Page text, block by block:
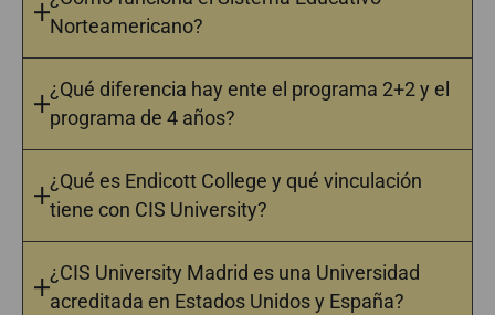
Norteamericano?
¿Qué diferencia hay ente el programa 2+2 y el
programa de 4 años?
¿Qué es Endicott College y qué vinculación
tiene con CIS University?
¿CIS University Madrid es una Universidad
acreditada en Estados Unidos y España?